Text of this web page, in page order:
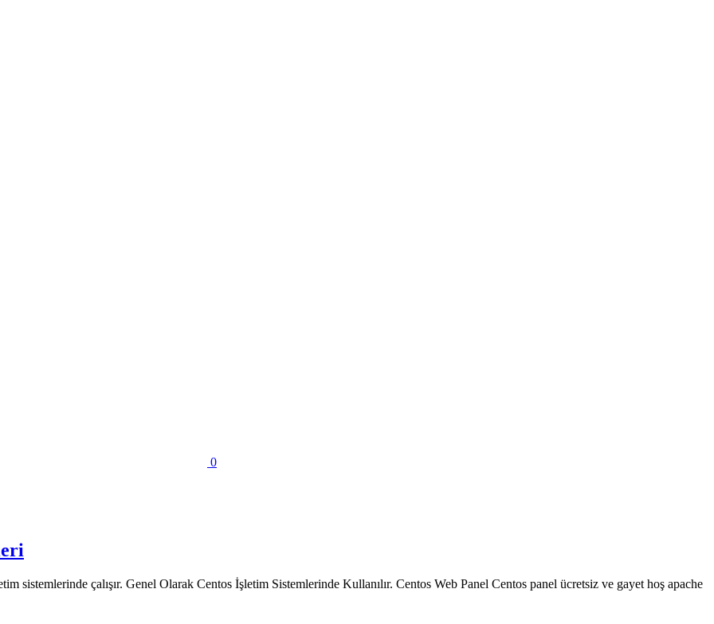
0
sistemlerinde çalışır. Genel Olarak Centos İşletim Sistemlerinde Kullanılır. Centos Web Panel Centos panel ücretsiz ve gayet hoş apache